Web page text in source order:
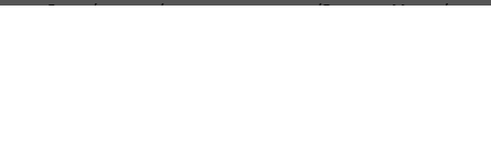
σεξισμού και επείγει να τις αντιμετωπίζουμε συλλογικά,